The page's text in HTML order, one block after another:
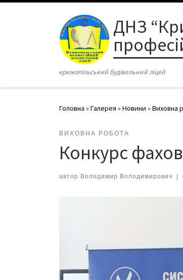
Перейти до вмісту
ДНЗ
крижопільський будівельний ліцей
Головна »Галерея »Новини »Виховна
ВИХОВНА РОБОТА
Конкурс
автор Володимир Володимирович